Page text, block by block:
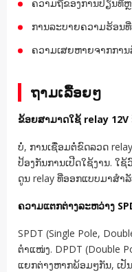
ຄວາມຖີ່ຂອງການປ່ຽນທີ່ຫຼ
ການລະບາຍຄວາມຮ້ອນ
ຄວາມເສຍຫາຍຈາກກາ
ຖາມເລື້ອຍໆ
ຂ້ອຍສາມາດໃຊ້ relay
ບໍ່, ການເຊື່ອມຕໍ່ຂົດລວດ
ປ້ອງກັນການເປີດໃຊ້ງານ. ໃ
ດູນ relay ທີ່ອອກແບບມາສໍາ
ຄວາມແຕກຕ່າງລະຫວ່າງ
SPDT (Single Pole,
ຕຳແໜ່ງ. DPDT (Double
ແຍກຕ່າງຫາກພ້ອມໆກັນ, ເ